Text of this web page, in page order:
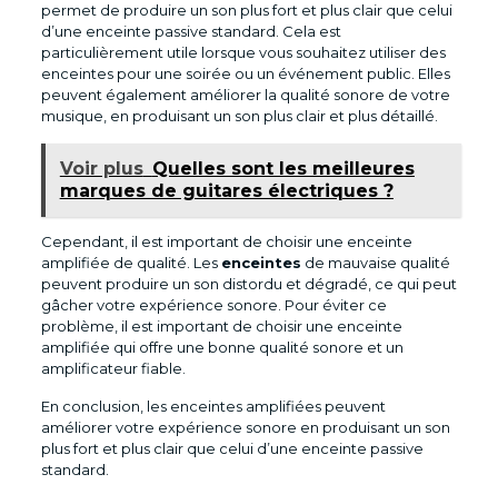
permet de produire un son plus fort et plus clair que celui
d’une enceinte passive standard. Cela est
particulièrement utile lorsque vous souhaitez utiliser des
enceintes pour une soirée ou un événement public. Elles
peuvent également améliorer la qualité sonore de votre
musique, en produisant un son plus clair et plus détaillé.
Voir plus Quelles sont les meilleures
marques de guitares électriques ?
Cependant, il est important de choisir une enceinte
amplifiée de qualité. Les enceintes de mauvaise qualité
peuvent produire un son distordu et dégradé, ce qui peut
gâcher votre expérience sonore. Pour éviter ce
problème, il est important de choisir une enceinte
amplifiée qui offre une bonne qualité sonore et un
amplificateur fiable.
En conclusion, les enceintes amplifiées peuvent
améliorer votre expérience sonore en produisant un son
plus fort et plus clair que celui d’une enceinte passive
standard.